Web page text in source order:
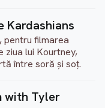
Kardashians
pentru filmarea
ziua lui Kourtney,
între soră și soț.
with Tyler